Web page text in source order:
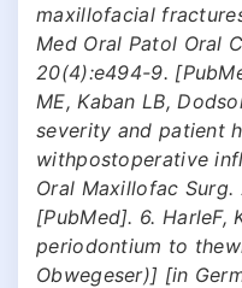
maxillofacial
Med Oral Patol Oral
20(4):e494-9.
ME, Kaban LB,
severity and patient
withpostoperative
Oral Maxillofac Surg.
[PubMed]. 6. HarleF,
periodontium to
Obwegeser)] [in